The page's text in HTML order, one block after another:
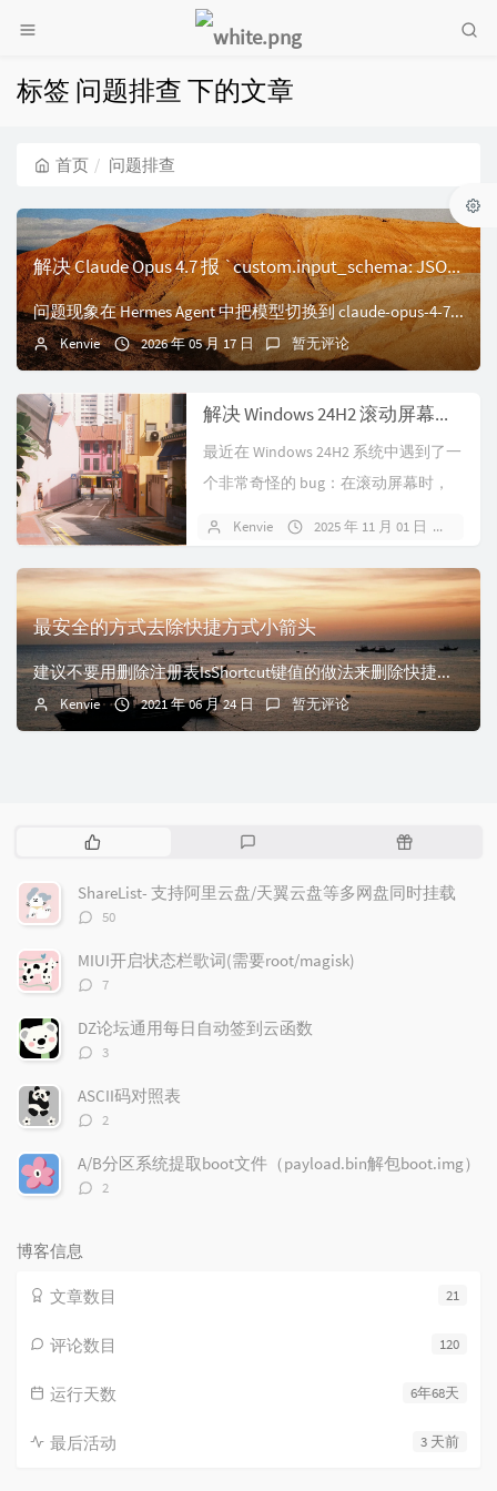
标签 问题排查 下的文章
首页 问题排查
解决 Claude Opus 4.7 报 `custom.input_schema: JSON schema is invalid` 的排查记录
问题现象在 Hermes Agent 中把模型切换到 claude-opus-4-7 后，请求直接失败：HTTP 400: custom.input_sc...
Kenvie 2026 年 05 月 17 日 暂无评论
解决 Windows 24H2 滚动屏幕时窗口上半部分冻结的问题
最近在 Windows 24H2 系统中遇到了一
个非常奇怪的 bug：在滚动屏幕时，
Kenvie 2025 年 11 月 01 日
最安全的方式去除快捷方式小箭头
建议不要用删除注册表IsShortcut键值的做法来删除快捷方式箭头，这样会导致出现很多问题（已亲身体验过，不要问我有多烦）。包括Win+X菜单打不开，右...
Kenvie 2021 年 06 月 24 日 暂无评论
热
章
评
随
文
ShareList- 支持阿里云盘/天翼云盘等多网盘同时挂载
评
数：
50
MIUI开启状态栏歌词(需要root/magisk)
评
数：
7
DZ论坛通用每日自动签到云函数
评
数：
3
ASCII码对照表
评
数：
2
A/B分区系统提取boot文件（payload.bin解包boot.img）
评
2
博客信息
21
文章数目
120
评论数目
6年68天
运行天数
3 天前
最后活动